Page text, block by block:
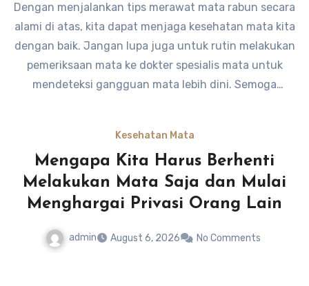
Dengan menjalankan tips merawat mata rabun secara
alami di atas, kita dapat menjaga kesehatan mata kita
dengan baik. Jangan lupa juga untuk rutin melakukan
pemeriksaan mata ke dokter spesialis mata untuk
mendeteksi gangguan mata lebih dini. Semoga
Kesehatan Mata
Mengapa Kita Harus Berhenti
Melakukan Mata Saja dan Mulai
Menghargai Privasi Orang Lain
admin August 6, 2026 No Comments